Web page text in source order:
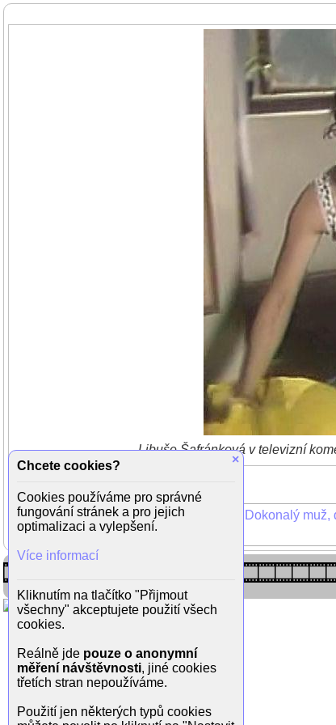
Libuše Šafránková v televizní
Dokonalý muž,
×
Chcete cookies?
Cookies používáme pro správné
fungování stránek a pro jejich
optimalizaci a vylepšení.
Více informací
Kliknutím na tlačítko "Přijmout
všechny" akceptujete použití všech
cookies.
Reálně jde pouze o anonymní
měření návštěvnosti, jiné cookies
třetích stran nepoužíváme.
Použití jen některých typů cookies